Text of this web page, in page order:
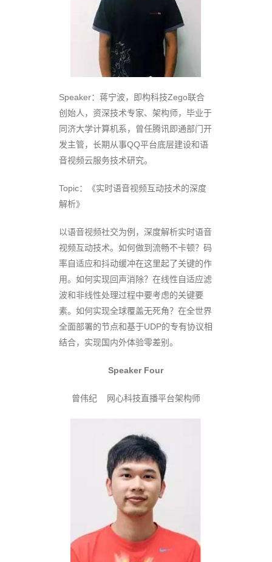
Speaker：蒋宁波，即构科技Zego联合
创始人，资深技术专家、架构师，毕业于
同济大学计算机系，曾任腾讯即通部门开
发主管，长期从事QQ平台底层建设和语
音视频云服务技术研究。
Topic：《实时语音视频互动技术的深度
解析》
以语音视频社交为例，深度解析实时语音
视频互动技术。如何做到流畅不卡顿？码
率自适应和抖动缓冲在这里起了关键的作
用。如何实现回声消除？在线性自适应滤
波和非线性处理过程中要考虑的关键要
素。如何实现全球覆盖无死角？在全世界
全面部署的节点和基于UDP的专有协议相
结合，实现国内外体验零差别。
Speaker Four
曾伟纪 网心科技直播平台架构师